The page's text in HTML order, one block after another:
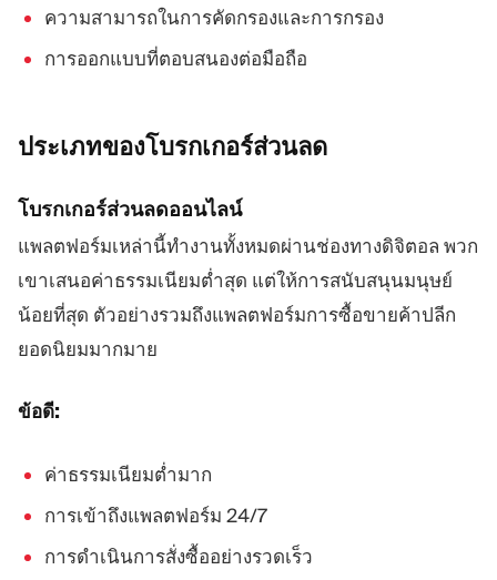
ความสามารถในการคัดกรองและการกรอง
การออกแบบที่ตอบสนองต่อมือถือ
ประเภทของโบรกเกอร์ส่วนลด
โบรกเกอร์ส่วนลดออนไลน์
แพลตฟอร์มเหล่านี้ทำงานทั้งหมดผ่านช่องทางดิจิตอล พวก
เขาเสนอค่าธรรมเนียมต่ำสุด แต่ให้การสนับสนุนมนุษย์
น้อยที่สุด ตัวอย่างรวมถึงแพลตฟอร์มการซื้อขายค้าปลีก
ยอดนิยมมากมาย
ข้อดี:
ค่าธรรมเนียมต่ำมาก
การเข้าถึงแพลตฟอร์ม 24/7
การดำเนินการสั่งซื้ออย่างรวดเร็ว